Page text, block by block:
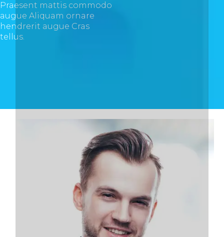
Praesent mattis commodo
augue Aliquam ornare
hendrerit augue Cras
tellus.